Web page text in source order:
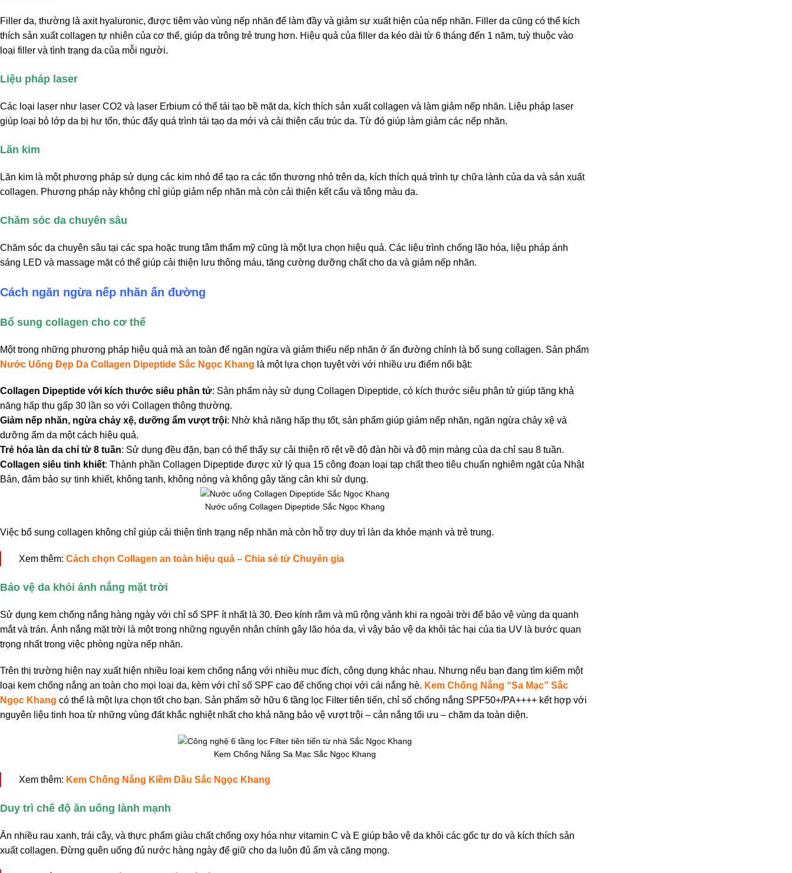
Filler da, thường là axit hyaluronic, được tiêm vào vùng nếp nhăn để làm đầy và giảm sự xuất hiện của nếp nhăn. Filler da cũng có thể kích
thích sản xuất collagen tự nhiên của cơ thể, giúp da trông trẻ trung hơn. Hiệu quả của filler da kéo dài từ 6 tháng đến 1 năm, tuỳ thuộc vào
loại filler và tình trạng da của mỗi người.
Liệu pháp laser
Các loại laser như laser CO2 và laser Erbium có thể tái tạo bề mặt da, kích thích sản xuất collagen và làm giảm nếp nhăn. Liệu pháp laser
giúp loại bỏ lớp da bị hư tổn, thúc đẩy quá trình tái tạo da mới và cải thiện cấu trúc da. Từ đó giúp làm giảm các nếp nhăn.
Lăn kim
Lăn kim là một phương pháp sử dụng các kim nhỏ để tạo ra các tổn thương nhỏ trên da, kích thích quá trình tự chữa lành của da và sản xuất
collagen. Phương pháp này không chỉ giúp giảm nếp nhăn mà còn cải thiện kết cấu và tông màu da.
Chăm sóc da chuyên sâu
Chăm sóc da chuyên sâu tại các spa hoặc trung tâm thẩm mỹ cũng là một lựa chọn hiệu quả. Các liệu trình chống lão hóa, liệu pháp ánh
sáng LED và massage mặt có thể giúp cải thiện lưu thông máu, tăng cường dưỡng chất cho da và giảm nếp nhăn.
Cách ngăn ngừa nếp nhăn ấn đường
Bổ sung collagen cho cơ thể
Một trong những phương pháp hiệu quả mà an toàn để ngăn ngừa và giảm thiểu nếp nhăn ở ấn đường chính là bổ sung collagen. Sản phẩm
Nước Uống Đẹp Da Collagen Dipeptide Sắc Ngọc Khang là một lựa chọn tuyệt vời với nhiều ưu điểm nổi bật:
Collagen Dipeptide với kích thước siêu phân tử: Sản phẩm này sử dụng Collagen Dipeptide, có kích thước siêu phân tử giúp tăng khả
năng hấp thu gấp 30 lần so với Collagen thông thường.
Giảm nếp nhăn, ngừa chảy xệ, dưỡng ẩm vượt trội: Nhờ khả năng hấp thụ tốt, sản phẩm giúp giảm nếp nhăn, ngăn ngừa chảy xệ và
dưỡng ẩm da một cách hiệu quả.
Trẻ hóa làn da chỉ từ 8 tuần: Sử dụng đều đặn, bạn có thể thấy sự cải thiện rõ rệt về độ đàn hồi và độ mịn màng của da chỉ sau 8 tuần.
Collagen siêu tinh khiết: Thành phần Collagen Dipeptide được xử lý qua 15 công đoạn loại tạp chất theo tiêu chuẩn nghiêm ngặt của Nhật
Bản, đảm bảo sự tinh khiết, không tanh, không nóng và không gây tăng cân khi sử dụng.
Nước uống Collagen Dipeptide Sắc Ngọc Khang
Việc bổ sung collagen không chỉ giúp cải thiện tình trạng nếp nhăn mà còn hỗ trợ duy trì làn da khỏe mạnh và trẻ trung.
Xem thêm: Cách chọn Collagen an toàn hiệu quả – Chia sẻ từ Chuyên gia
Bảo vệ da khỏi ánh nắng mặt trời
Sử dụng kem chống nắng hàng ngày với chỉ số SPF ít nhất là 30. Đeo kính râm và mũ rộng vành khi ra ngoài trời để bảo vệ vùng da quanh
mắt và trán. Ánh nắng mặt trời là một trong những nguyên nhân chính gây lão hóa da, vì vậy bảo vệ da khỏi tác hại của tia UV là bước quan
trọng nhất trong việc phòng ngừa nếp nhăn.
Trên thị trường hiện nay xuất hiện nhiều loại kem chống nắng với nhiều mục đích, công dụng khác nhau. Nhưng nếu bạn đang tìm kiếm một
loại kem chống nắng an toàn cho mọi loại da, kèm với chỉ số SPF cao để chống chọi với cái nắng hè. Kem Chống Nắng “Sa Mạc” Sắc
Ngọc Khang có thể là một lựa chọn tốt cho bạn. Sản phẩm sở hữu 6 tầng lọc Filter tiên tiến, chỉ số chống nắng SPF50+/PA++++ kết hợp với
nguyên liệu tinh hoa từ những vùng đất khắc nghiệt nhất cho khả năng bảo vệ vượt trội – cản nắng tối ưu – chăm da toàn diện.
Kem Chống Nắng Sa Mạc Sắc Ngọc Khang
Xem thêm: Kem Chống Nắng Kiềm Dầu Sắc Ngọc Khang
Duy trì chế độ ăn uống lành mạnh
Ăn nhiều rau xanh, trái cây, và thực phẩm giàu chất chống oxy hóa như vitamin C và E giúp bảo vệ da khỏi các gốc tự do và kích thích sản
xuất collagen. Đừng quên uống đủ nước hàng ngày để giữ cho da luôn đủ ẩm và căng mọng.